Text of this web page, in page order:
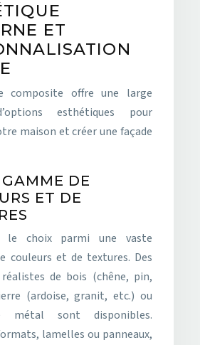
ET
composite offre une large
esthétiques pour
maison et créer une façade
DE
ET DE
le choix parmi une vaste
couleurs et de textures. Des
de bois (chêne, pin,
(ardoise, granit, etc.) ou
métal sont disponibles.
lamelles ou panneaux,